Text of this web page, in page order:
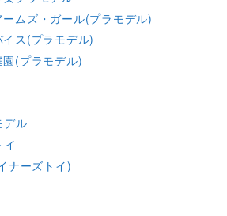
ームズ・ガール(プラモデル)
イス(プラモデル)
(プラモデル)
デル
イ
ナーズトイ)